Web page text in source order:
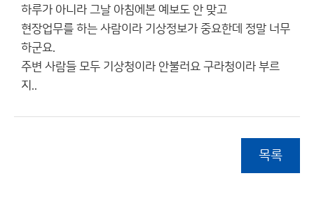
하루가 아니라 그날 아침에본 예보도 안 맞고
현장업무를 하는 사람이라 기상정보가 중요한데 정말 너무
하군요.
주변 사람들 모두 기상청이라 안불러요 구라청이라 부르
지..
목록